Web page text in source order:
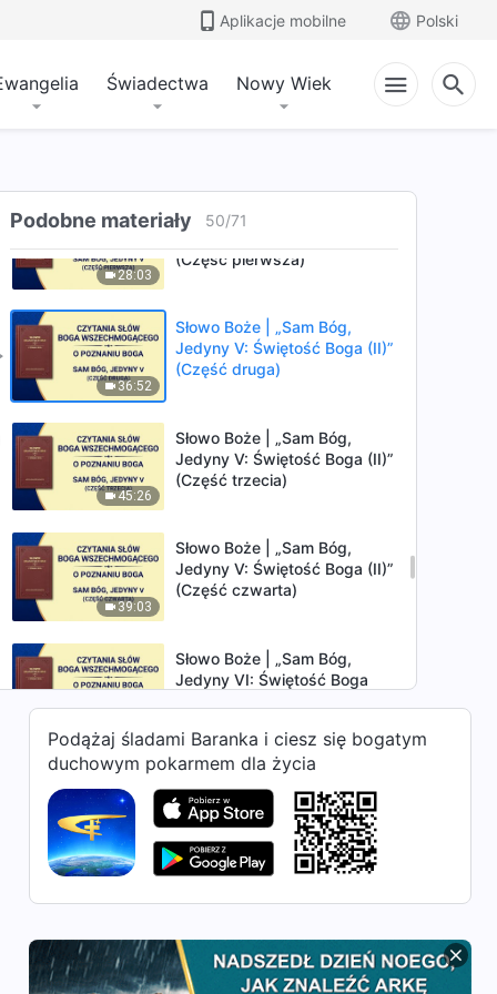
Aplikacje mobilne Polski
Świadectwa Nowy Wiek
Podobne materiały 50/71
Jedyny IV: Świętość Boga (I)”
Słowo Boże | „Sam Bóg,
28:03
Słowo Boże | „Sam Bóg,
Jedyny V: Świętość Boga (II)”
(Część pierwsza)
36:52
Słowo Boże | „Sam Bóg,
Jedyny V: Świętość Boga (II)”
(Część druga)
45:26
Słowo Boże | „Sam Bóg,
Jedyny V: Świętość Boga (II)”
(Część trzecia)
39:03
Słowo Boże | „Sam Bóg,
Jedyny V: Świętość Boga (II)”
(Część czwarta)
Słowo Boże | „Sam Bóg,
Jedyny VI: Świętość Boga
32:59
Słowo Boże | „Sam Bóg,
Jedyny VI: Świętość Boga
(III)” (Część druga)
37:53
Słowo Boże | „Sam Bóg,
Jedyny VI: Świętość Boga
Słowo Boże | „Sam Bóg,
Podążaj śladami Baranka i ciesz się bogatym
duchowym pokarmem dla życia